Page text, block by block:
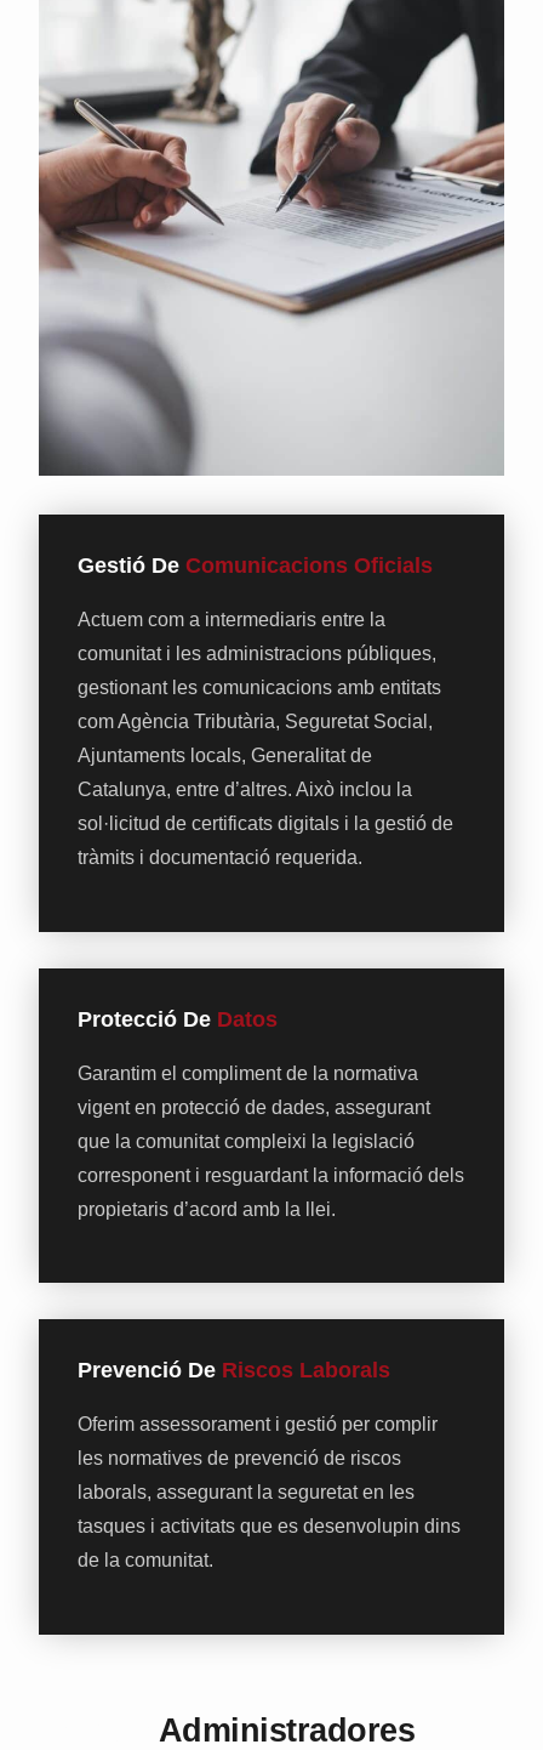
Gestió De Comunicacions Oficials
Actuem com a intermediaris entre la
comunitat i les administracions públiques,
gestionant les comunicacions amb entitats
com Agència Tributària, Seguretat Social,
Ajuntaments locals, Generalitat de
Catalunya, entre d’altres. Això inclou la
sol·licitud de certificats digitals i la gestió de
tràmits i documentació requerida.
Protecció De Datos
Garantim el compliment de la normativa
vigent en protecció de dades, assegurant
que la comunitat compleixi la legislació
corresponent i resguardant la informació dels
propietaris d’acord amb la llei.
Prevenció De Riscos Laborals
Oferim assessorament i gestió per complir
les normatives de prevenció de riscos
laborals, assegurant la seguretat en les
tasques i activitats que es desenvolupin dins
de la comunitat.
Administradores